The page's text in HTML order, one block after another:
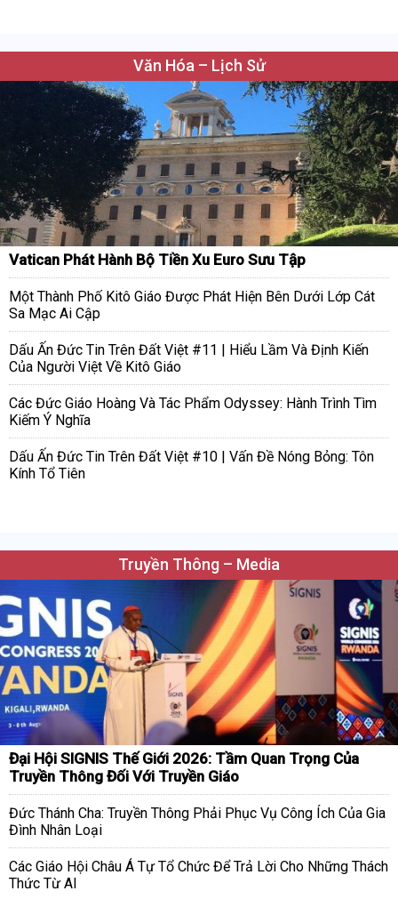
Văn Hóa – Lịch Sử
Vatican Phát Hành Bộ Tiền Xu Euro Sưu Tập
Một Thành Phố Kitô Giáo Được Phát Hiện Bên Dưới Lớp Cát
Sa Mạc Ai Cập
Dấu Ấn Đức Tin Trên Đất Việt #11 | Hiểu Lầm Và Định Kiến
Của Người Việt Về Kitô Giáo
Các Đức Giáo Hoàng Và Tác Phẩm Odyssey: Hành Trình Tìm
Kiếm Ý Nghĩa
Dấu Ấn Đức Tin Trên Đất Việt #10 | Vấn Đề Nóng Bỏng: Tôn
Kính Tổ Tiên
Truyền Thông – Media
Đại Hội SIGNIS Thế Giới 2026: Tầm Quan Trọng Của
Truyền Thông Đối Với Truyền Giáo
Đức Thánh Cha: Truyền Thông Phải Phục Vụ Công Ích Của Gia
Đình Nhân Loại
Các Giáo Hội Châu Á Tự Tổ Chức Để Trả Lời Cho Những Thách
Thức Từ AI